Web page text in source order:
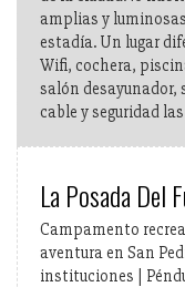
amplias y
estadía. Un lugar
Wifi, cochera,
salón desayunador,
cable y seguridad
La Posada Del
Campamento
aventura en San
instituciones |